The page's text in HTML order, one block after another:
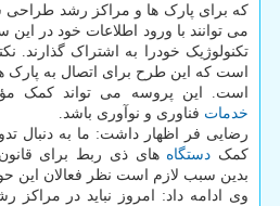
که برای پارک ها و مراکز رشد
می توانند با ورود اطلاعات خود در این
تکنولوژیک خودرا به اشتراک گذارند.
است که این طرح برای اتصال به
است. این پروسه می تواند کمک
خدمات فناوری و نوآوری باشد.
رضایی فر اظهار داشت: ما به دنبال
کمک دستگاه های ذی ربط برای
بدین سبب لازم است نظر فعالان این
وی ادامه داد: امروز نباید در مراکز